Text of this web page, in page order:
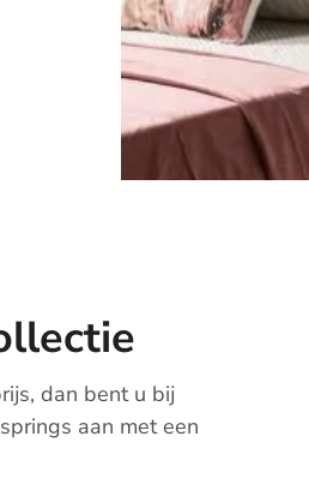
dan bent u bij
aan met een